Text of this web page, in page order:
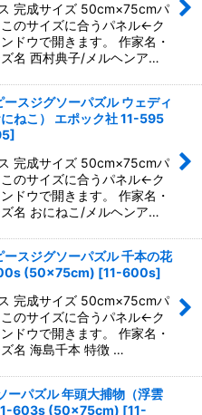
完成サイズ 50cm×75cmパ
のサイズに合うパネル←ク
ドウで開きます。 作家名・
名 西村典子/メルヘンア…
ジグソーパズル ウェディ
ねこ） エポック社 11-595
]
完成サイズ 50cm×75cmパ
のサイズに合うパネル←ク
ドウで開きます。 作家名・
名 おにねこ/メルヘンア…
ジグソーパズル 千本の花
(50×75cm) [11-600s]
完成サイズ 50cm×75cmパ
のサイズに合うパネル←ク
ドウで開きます。 作家名・
名 海島千本 特徴 …
パズル 年頭大捕物（浮雲
603s (50×75cm) [11-